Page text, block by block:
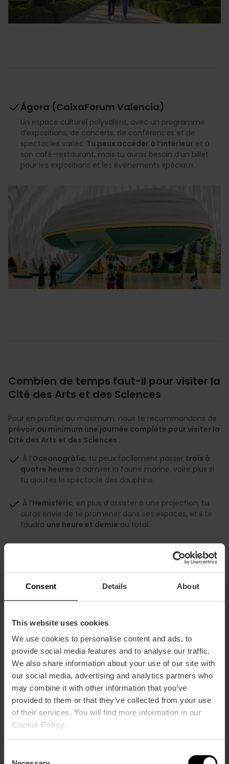
Consent Details About
This website uses cookies
We use cookies to personalise content and ads, to
provide social media features and to analyse our traffic.
We also share information about your use of our site with
our social media, advertising and analytics partners who
may combine it with other information that you’ve
provided to them or that they’ve collected from your use
of their services. You will find more information in our
Cookie Policy
Ágora (CaixaForum Valencia)
Un espace culturel polyvalent, avec un programme
d’expositions, de concerts, de conférences et de
spectacles variés. Tu peux accéder à l’intérieur et à
son café-restaurant, mais tu auras besoin d’un billet
pour les expositions et les événements spéciaux.
Combien de temps faut-il pour visiter la
Cité des Arts et des Sciences
Pour en profiter au maximum, nous te recommandons de
prévoir au minimum une journée complète pour visiter la
Cité des Arts et des Sciences :
À l’Oceanogràfic, tu peux facilement passer trois à
quatre heures à admirer la faune marine, voire plus si
tu ajoutes le spectacle des dauphins.
À l’Hemisfèric, en plus d’assister à une projection, tu
auras envie de te promener dans ses espaces, et il te
faudra une heure et demie au total.
, mais tu peux y passer bien plus de temps
Si tu veux visiter l’intérieur du bâtiment du
Palau de les
Arts, il te faudra compter au moinsune heurepour le
option : il te permet de t’organiser avec une totale
flexibilité, et tu peux entrer et sortir des bâtiments autant
de fois que tu le souhaites le même jour.